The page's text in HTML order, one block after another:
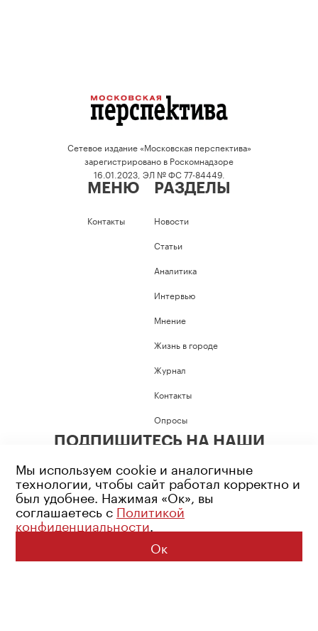
Сетевое издание «Московская перспектива»
зарегистрировано в Роскомнадзоре
16.01.2023, ЭЛ № ФС 77-84449.
МЕНЮ
Контакты
РАЗДЕЛЫ
Новости
Статьи
Аналитика
Интервью
Мнение
Жизнь в городе
Журнал
Контакты
Опросы
ПОДПИШИТЕСЬ НА НАШИ
Возрастное ограничение: 16+
Политика конфиденциальности
© 2026 Все права защищены
Мы используем cookie и аналогичные
технологии, чтобы сайт работал корректно и
был удобнее. Нажимая «Ок», вы
соглашаетесь с Политикой
конфиденциальности.
Ок